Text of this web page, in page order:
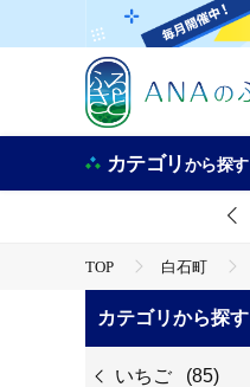
カテゴリから探す
TOP 白石町
カテゴリから探す
いちご (85)